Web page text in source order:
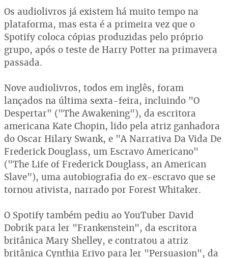
Os audiolivros já existem há muito tempo na
plataforma, mas esta é a primeira vez que o
Spotify coloca cópias produzidas pelo próprio
grupo, após o teste de Harry Potter na primavera
passada.
Nove audiolivros, todos em inglês, foram
lançados na última sexta-feira, incluindo "O
Despertar" ("The Awakening"), da escritora
americana Kate Chopin, lido pela atriz ganhadora
do Oscar Hilary Swank, e "A Narrativa Da Vida De
Frederick Douglass, um Escravo Americano"
("The Life of Frederick Douglass, an American
Slave"), uma autobiografia do ex-escravo que se
tornou ativista, narrado por Forest Whitaker.
O Spotify também pediu ao YouTuber David
Dobrik para ler "Frankenstein", da escritora
britânica Mary Shelley, e contratou a atriz
britânica Cynthia Erivo para ler "Persuasion", da